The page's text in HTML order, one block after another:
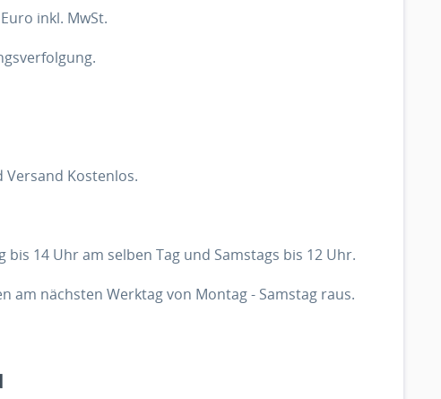
inkl. MwSt.
Kostenlos.
14 Uhr am selben Tag und Samstags bis 12 Uhr.
am nächsten Werktag von Montag - Samstag raus.